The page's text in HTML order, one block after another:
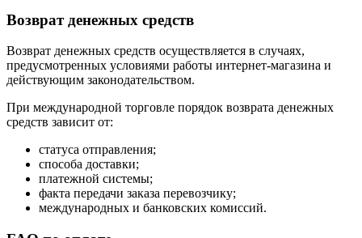
Возврат денежных средств
Возврат денежных средств осуществляется в случаях,
предусмотренных условиями работы интернет-магазина и
действующим законодательством.
При международной торговле порядок возврата денежных
средств зависит от:
статуса отправления;
способа доставки;
платежной системы;
факта передачи заказа перевозчику;
международных и банковских комиссий.